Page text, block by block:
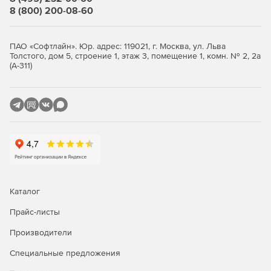
двухфакторной аутентификацией обеспечивает
надёжную защиту данных между конкретным устройством
Объединение офисов (Site-to-Site)
защищённую сеть по протоколу IPsec с криптографией
ГОСТ. Система проверяет подлинность участников
передаваемых данных.
Основные преимущества
Защищённый доступ
Безопасное подключение пользователей к
общедоступные сети.
Аутентификация и авторизация по сертификатам
8 (800) 200-08-60
ПАО «Софтлайн». Юр. адрес: 119021, г. Москва, ул. Льва
Толстого, дом 5, строение 1, этаж 3, помещение 1, комн. № 2, 2а
(А-311)
Каталог
Прайс-листы
Производители
Специальные предложения